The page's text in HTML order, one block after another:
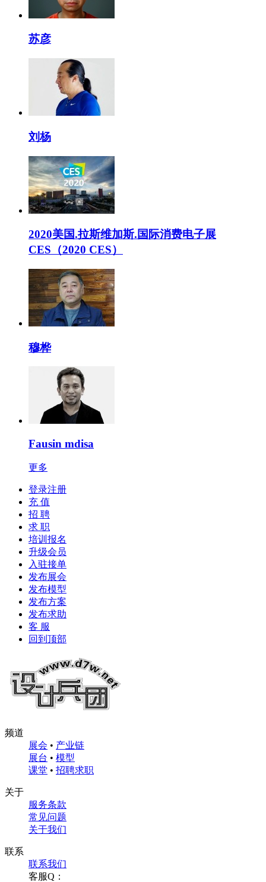
苏彦
刘杨
2020美国.拉斯维加斯.国际消费电子展
CES（2020 CES）
穆桦
Fausin mdisa
更多
登录注册
充 值
招 聘
求 职
培训报名
升级会员
入驻接单
发布展会
发布模型
发布方案
发布求助
客 服
回到顶部
频道
展会 • 产业链
展台 • 模型
课堂 • 招聘求职
关于
服务条款
常见问题
关于我们
联系
联系我们
客服Q：